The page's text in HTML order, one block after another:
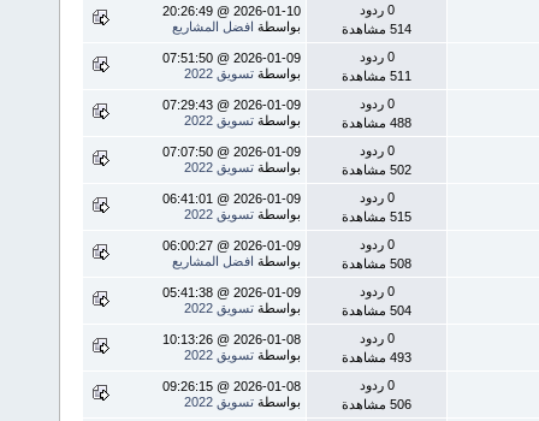
0 ردود
514 مشاهدة
2026-01-10 @ 20:26:49
بواسطة افضل المشاريع
0 ردود
511 مشاهدة
2026-01-09 @ 07:51:50
بواسطة تسويق 2022
0 ردود
488 مشاهدة
2026-01-09 @ 07:29:43
بواسطة تسويق 2022
0 ردود
502 مشاهدة
2026-01-09 @ 07:07:50
بواسطة تسويق 2022
0 ردود
515 مشاهدة
2026-01-09 @ 06:41:01
بواسطة تسويق 2022
0 ردود
508 مشاهدة
2026-01-09 @ 06:00:27
بواسطة افضل المشاريع
0 ردود
504 مشاهدة
2026-01-09 @ 05:41:38
بواسطة تسويق 2022
0 ردود
493 مشاهدة
2026-01-08 @ 10:13:26
بواسطة تسويق 2022
0 ردود
506 مشاهدة
2026-01-08 @ 09:26:15
بواسطة تسويق 2022